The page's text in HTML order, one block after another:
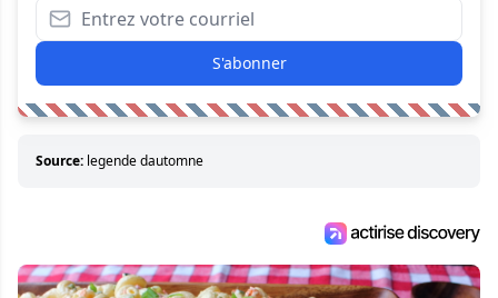
S'abonner
Source: legende dautomne